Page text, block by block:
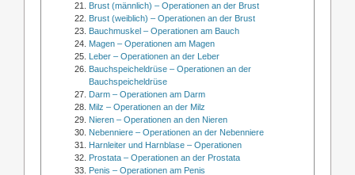
Brust (männlich) – Operationen an der Brust
Brust (weiblich) – Operationen an der Brust
Bauchmuskel – Operationen am Bauch
Magen – Operationen am Magen
Leber – Operationen an der Leber
Bauchspeicheldrüse – Operationen an der
Bauchspeicheldrüse
Darm – Operationen am Darm
Milz – Operationen an der Milz
Nieren – Operationen an den Nieren
Nebenniere – Operationen an der Nebenniere
Harnleiter und Harnblase – Operationen
Prostata – Operationen an der Prostata
Penis – Operationen am Penis